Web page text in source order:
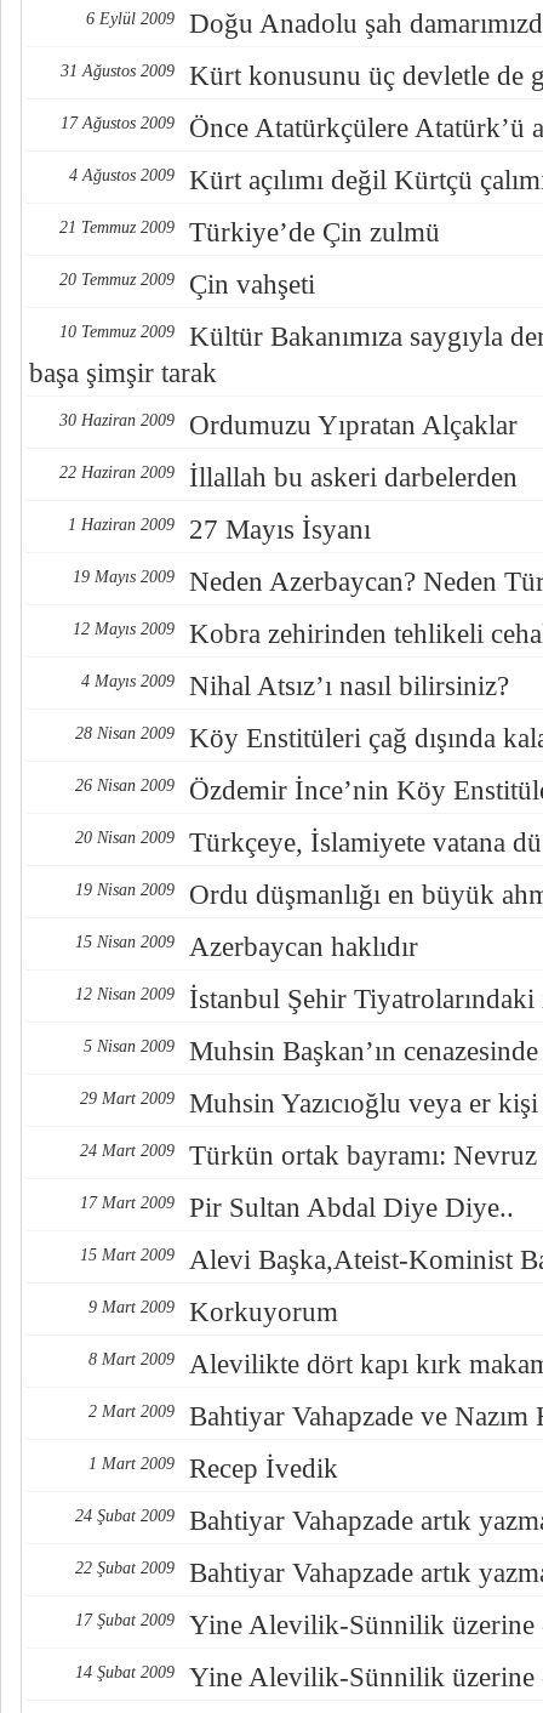
6 Eylül 2009 Doğu Anadolu şah
31 Ağustos 2009 Kürt konusunu üç devletle de
17 Ağustos 2009 Önce Atatürkçülere Atatürk’ü
4 Ağustos 2009 Kürt açılımı değil Kürtçü
21 Temmuz 2009 Türkiye’de Çin zulmü
20 Temmuz 2009 Çin vahşeti
10 Temmuz 2009
Kültür Bakanımıza saygıyla
başa şimşir tarak
30 Haziran 2009 Ordumuzu Yıpratan Alçaklar
22 Haziran 2009 İllallah bu askeri darbelerden
1 Haziran 2009 27 Mayıs İsyanı
19 Mayıs 2009 Neden Azerbaycan? Neden
12 Mayıs 2009 Kobra zehirinden tehlikeli
4 Mayıs 2009 Nihal Atsız’ı nasıl bilirsiniz?
28 Nisan 2009 Köy Enstitüleri çağ dışında
26 Nisan 2009 Özdemir İnce’nin Köy
20 Nisan 2009 Türkçeye, İslamiyete vatana
19 Nisan 2009 Ordu düşmanlığı en büyük
15 Nisan 2009 Azerbaycan haklıdır
12 Nisan 2009 İstanbul Şehir Tiyatrolarındaki
5 Nisan 2009 Muhsin Başkan’ın
29 Mart 2009 Muhsin Yazıcıoğlu veya er
24 Mart 2009 Türkün ortak bayramı: Nevruz
17 Mart 2009 Pir Sultan Abdal Diye Diye..
15 Mart 2009 Alevi Başka,Ateist-Kominist
9 Mart 2009 Korkuyorum
8 Mart 2009 Alevilikte dört kapı kırk
2 Mart 2009 Bahtiyar Vahapzade ve
1 Mart 2009 Recep İvedik
24 Şubat 2009 Bahtiyar Vahapzade artık
22 Şubat 2009 Bahtiyar Vahapzade artık
17 Şubat 2009 Yine Alevilik-Sünnilik üzerine
14 Şubat 2009 Yine Alevilik-Sünnilik üzerine